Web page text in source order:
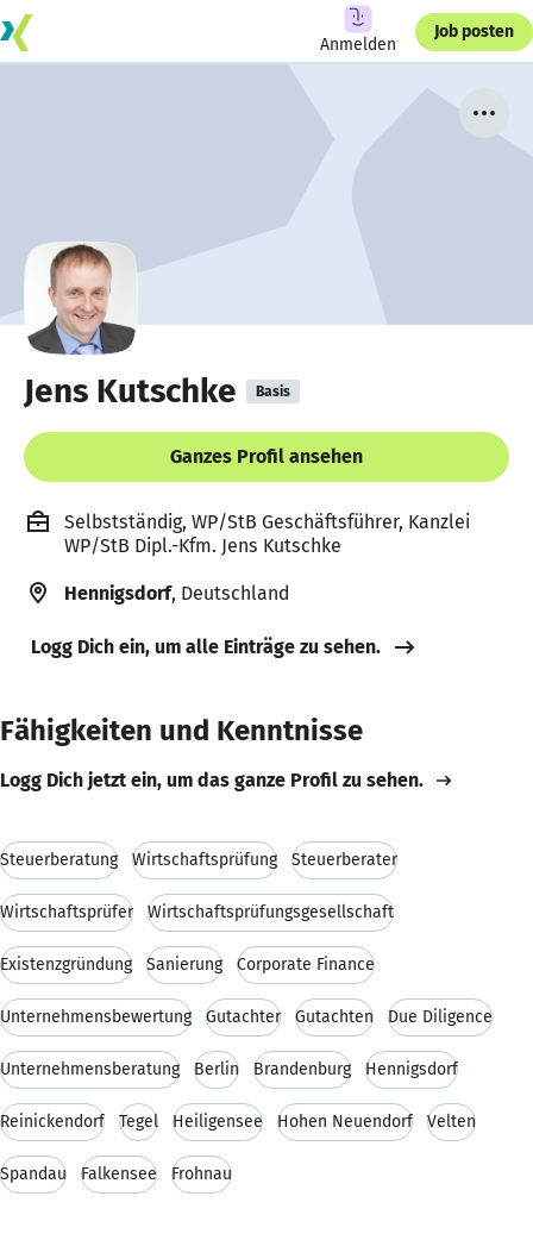
Anmelden
Job posten
Jens Kutschke Basis
Ganzes Profil ansehen
Selbstständig, WP/StB Geschäftsführer, Kanzlei
WP/StB Dipl.-Kfm. Jens Kutschke
Hennigsdorf, Deutschland
Logg Dich ein, um alle Einträge zu sehen.
Fähigkeiten und Kenntnisse
Logg Dich jetzt ein, um das ganze Profil zu sehen.
Steuerberatung Wirtschaftsprüfung Steuerberater
Wirtschaftsprüfer Wirtschaftsprüfungsgesellschaft
Existenzgründung Sanierung Corporate Finance
Unternehmensbewertung Gutachter Gutachten Due Diligence
Unternehmensberatung Berlin Brandenburg Hennigsdorf
Reinickendorf Tegel Heiligensee Hohen Neuendorf Velten
Spandau Falkensee Frohnau